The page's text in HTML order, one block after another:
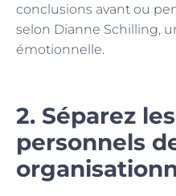
conclusions avant ou
selon Dianne Schilling,
émotionnelle.
2. Séparez
personnels